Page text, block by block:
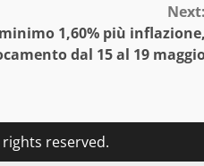
1,60% più
dal 15 al 19
reserved.